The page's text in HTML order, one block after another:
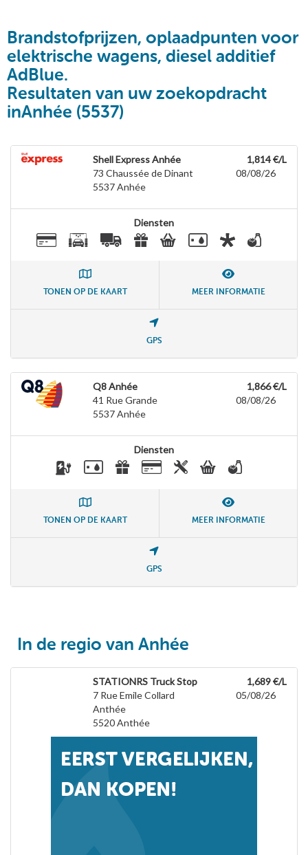
Brandstofprijzen, oplaadpunten voor
elektrische wagens, diesel additief
AdBlue.
Resultaten van uw zoekopdracht
inAnhée (5537)
Shell Express Anhée
73 Chaussée de Dinant
5537Anhée
1,814 €/L
08/08/26
Diensten
TONEN OP DE KAART MEER INFORMATIE
GPS
Q8 Anhée
41 Rue Grande
5537Anhée
1,866 €/L
08/08/26
Diensten
TONEN OP DE KAART MEER INFORMATIE
GPS
In de regio van Anhée
STATIONRS Truck Stop
7 Rue Emile Collard
Anthée
5520Anthée
1,689 €/L
05/08/26